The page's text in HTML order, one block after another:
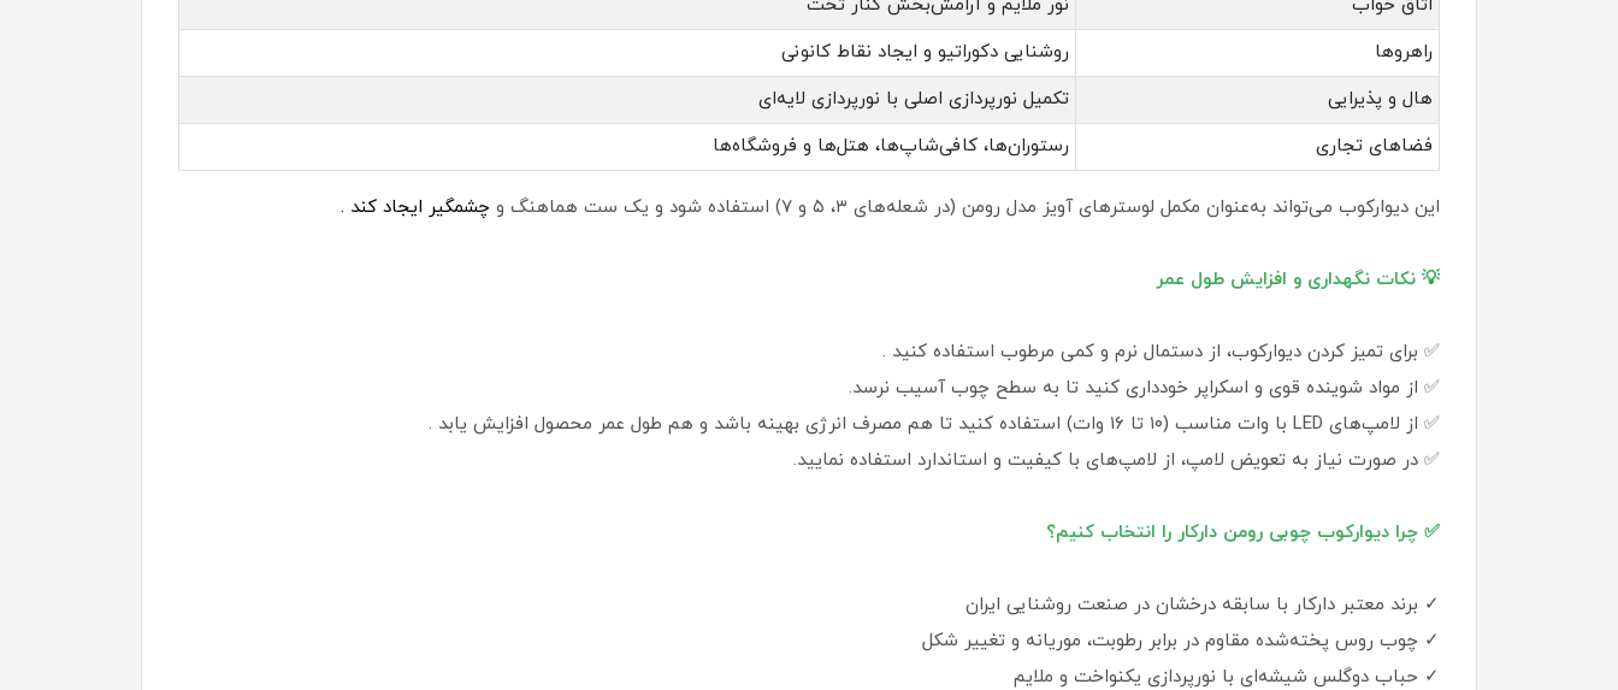
راهروها
روشنایی دکوراتیو و ایجاد نقاط کانونی
هال و پذیرایی
تکمیل نورپردازی اصلی با نورپردازی لایه‌ای
فضاهای تجاری
رستوران‌ها، کافی‌شاپ‌ها، هتل‌ها و فروشگاه‌ها
این دیوارکوب می‌تواند به‌عنوان مکمل لوسترهای آویز مدل رومن (در شعله‌های ۳، ۵ و ۷) استفاده شود و یک ست هماهنگ و چشمگیر ایجاد کند .
💡 نکات نگهداری و افزایش طول عمر
✅ برای تمیز کردن دیوارکوب، از دستمال نرم و کمی مرطوب استفاده کنید .
✅ از مواد شوینده قوی و اسکراپر خودداری کنید تا به سطح چوب آسیب نرسد.
✅ از لامپ‌های LED با وات مناسب (۱۰ تا ۱۶ وات) استفاده کنید تا هم مصرف انرژی بهینه باشد و هم طول عمر محصول افزایش یابد .
✅ در صورت نیاز به تعویض لامپ، از لامپ‌های با کیفیت و استاندارد استفاده نمایید.
✅ چرا دیوارکوب چوبی رومن دارکار را انتخاب کنیم؟
✓ برند معتبر دارکار با سابقه درخشان در صنعت روشنایی ایران
✓ چوب روس پخته‌شده مقاوم در برابر رطوبت، موریانه و تغییر شکل
✓ حباب دوگلس شیشه‌ای با نورپردازی یکنواخت و ملایم